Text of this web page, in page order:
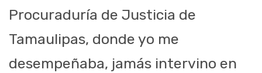
Procuraduría de Justicia de
Tamaulipas, donde yo me
desempeñaba, jamás intervino en